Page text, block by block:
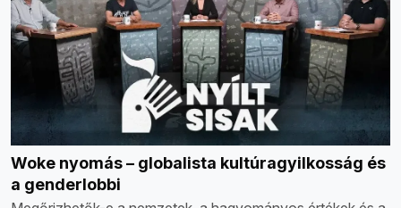
Woke nyomás – globalista kultúragyilkosság és
a genderlobbi